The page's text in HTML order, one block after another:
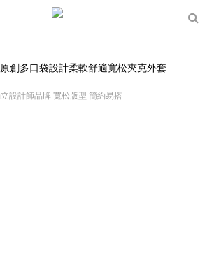
創多口袋設計柔軟舒適寬松夾克外套
設計師品牌 寬松版型 簡約易搭